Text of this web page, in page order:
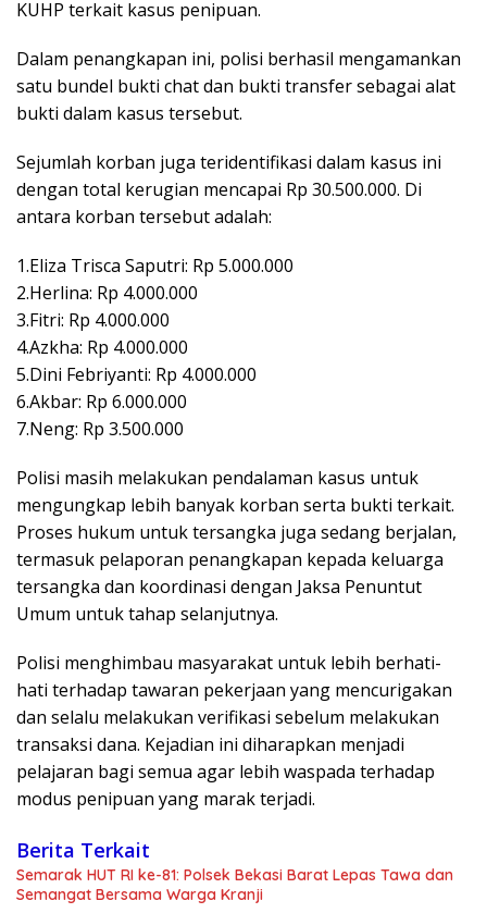
KUHP terkait kasus penipuan.
Dalam penangkapan ini, polisi berhasil mengamankan
satu bundel bukti chat dan bukti transfer sebagai alat
bukti dalam kasus tersebut.
Sejumlah korban juga teridentifikasi dalam kasus ini
dengan total kerugian mencapai Rp 30.500.000. Di
antara korban tersebut adalah:
1.Eliza Trisca Saputri: Rp 5.000.000
2.Herlina: Rp 4.000.000
3.Fitri: Rp 4.000.000
4.Azkha: Rp 4.000.000
5.Dini Febriyanti: Rp 4.000.000
6.Akbar: Rp 6.000.000
7.Neng: Rp 3.500.000
Polisi masih melakukan pendalaman kasus untuk
mengungkap lebih banyak korban serta bukti terkait.
Proses hukum untuk tersangka juga sedang berjalan,
termasuk pelaporan penangkapan kepada keluarga
tersangka dan koordinasi dengan Jaksa Penuntut
Umum untuk tahap selanjutnya.
Polisi menghimbau masyarakat untuk lebih berhati-
hati terhadap tawaran pekerjaan yang mencurigakan
dan selalu melakukan verifikasi sebelum melakukan
transaksi dana. Kejadian ini diharapkan menjadi
pelajaran bagi semua agar lebih waspada terhadap
modus penipuan yang marak terjadi.
Berita Terkait
Semarak HUT RI ke-81: Polsek Bekasi Barat Lepas Tawa dan
Semangat Bersama Warga Kranji